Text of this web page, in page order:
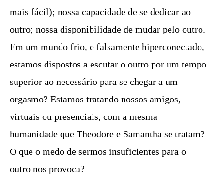
mais fácil); nossa capacidade de se dedicar ao
outro; nossa disponibilidade de mudar pelo outro.
Em um mundo frio, e falsamente hiperconectado,
estamos dispostos a escutar o outro por um tempo
superior ao necessário para se chegar a um
orgasmo? Estamos tratando nossos amigos,
virtuais ou presenciais, com a mesma
humanidade que Theodore e Samantha se tratam?
O que o medo de sermos insuficientes para o
outro nos provoca?